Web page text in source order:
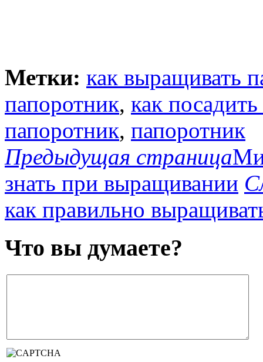
Метки: как выращивать
папоротник, как
папоротник, папоротник
Предыдущая страница
знать при выращивании
как правильно
Что вы думаете?